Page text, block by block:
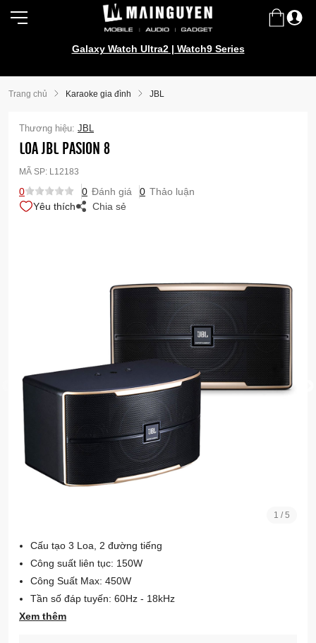
Galaxy Watch Ultra2 | Watch9 Series
Trang chủ Karaoke gia đình JBL
Thương hiệu: JBL
LOA JBL PASION 8
MÃ SP: L12183
0 0 Đánh giá 0 Thảo luận
Yêu thích
Chia sẻ
1 /5
Cấu tạo 3 Loa, 2 đường tiếng
Công suất liên tục: 150W
Công Suất Max: 450W
Tần số đáp tuyến: 60Hz - 18kHz
Độ nhạy: 88dB
Xem thêm